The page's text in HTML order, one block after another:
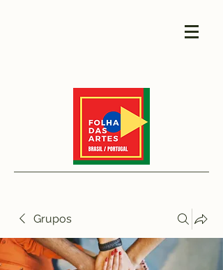
Grupos